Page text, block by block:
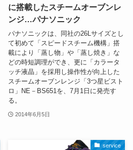
に搭載したスチームオーブンレ
ンジ…パナソニック
パナソニックは、同社の26Lサイズとし
て初めて「スピードスチーム機構」搭
載により「蒸し物」や「蒸し焼き」な
どの時短調理ができ、更に「カラータ
ッチ液晶」を採用し操作性が向上した
スチームオーブンレンジ「3つ星ビスト
ロ」NE－BS651を、7月1日に発売す
る。
2014年6月5日
service